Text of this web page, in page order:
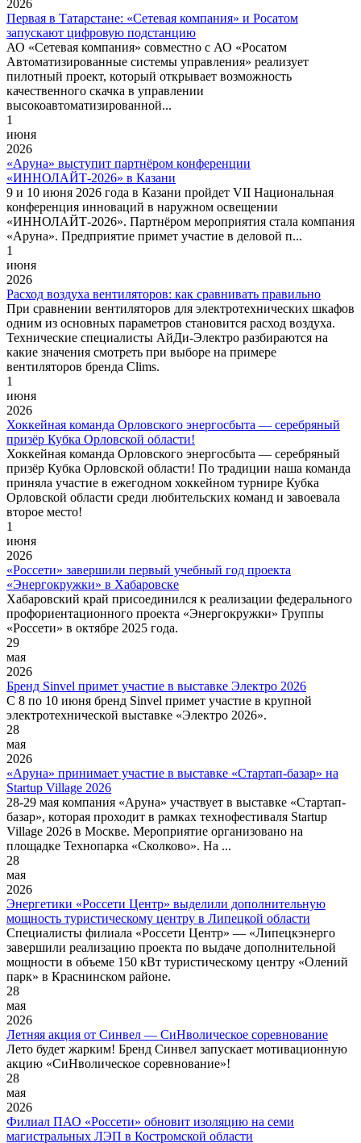
2026
Первая в Татарстане: «Сетевая компания» и Росатом
запускают цифровую подстанцию
АО «Сетевая компания» совместно с АО «Росатом
Автоматизированные системы управления» реализует
пилотный проект, который открывает возможность
качественного скачка в управлении
высокоавтоматизированной...
1
июня
2026
«Аруна» выступит партнёром конференции
«ИННОЛАЙТ-2026» в Казани
9 и 10 июня 2026 года в Казани пройдет VII Национальная
конференция инноваций в наружном освещении
«ИННОЛАЙТ‑2026». Партнёром мероприятия стала компания
«Аруна». Предприятие примет участие в деловой п...
1
июня
2026
Расход воздуха вентиляторов: как сравнивать правильно
При сравнении вентиляторов для электротехнических шкафов
одним из основных параметров становится расход воздуха.
Технические специалисты АйДи-Электро разбираются на
какие значения смотреть при выборе на примере
вентиляторов бренда Clims.
1
июня
2026
Хоккейная команда Орловского энергосбыта — серебряный
призёр Кубка Орловской области!
Хоккейная команда Орловского энергосбыта — серебряный
призёр Кубка Орловской области! По традиции наша команда
приняла участие в ежегодном хоккейном турнире Кубка
Орловской области среди любительских команд и завоевала
второе место!
1
июня
2026
«Россети» завершили первый учебный год проекта
«Энергокружки» в Хабаровске
Хабаровский край присоединился к реализации федерального
профориентационного проекта «Энергокружки» Группы
«Россети» в октябре 2025 года.
29
мая
2026
Бренд Sinvel примет участие в выставке Электро 2026
С 8 по 10 июня бренд Sinvel примет участие в крупной
электротехнической выставке «Электро 2026».
28
мая
2026
«Аруна» принимает участие в выставке «Стартап-базар» на
Startup Village 2026
28-29 мая компания «Аруна» участвует в выставке «Стартап-
базар», которая проходит в рамках технофестиваля Startup
Village 2026 в Москве. Мероприятие организовано на
площадке Технопарка «Сколково». На ...
28
мая
2026
Энергетики «Россети Центр» выделили дополнительную
мощность туристическому центру в Липецкой области
Специалисты филиала «Россети Центр» — «Липецкэнерго
завершили реализацию проекта по выдаче дополнительной
мощности в объеме 150 кВт туристическому центру «Олений
парк» в Краснинском районе.
28
мая
2026
Летняя акция от Синвел — СиНволическое соревнование
Лето будет жарким! Бренд Синвел запускает мотивационную
акцию «CиНволическое соревнование»!
28
мая
2026
Филиал ПАО «Россети» обновит изоляцию на семи
магистральных ЛЭП в Костромской области